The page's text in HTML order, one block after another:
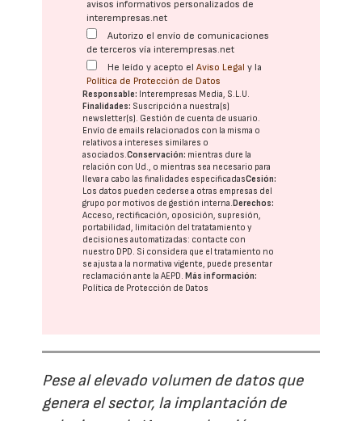
avisos informativos personalizados de
interempresas.net
Autorizo el envío de comunicaciones
de terceros vía interempresas.net
He leído y acepto elAviso Legal y la
Política de Protección de Datos
Responsable: Interempresas Media, S.L.U.
Finalidades: Suscripción a nuestra(s)
newsletter(s). Gestión de cuenta de usuario.
Envío de emails relacionados con la misma o
relativos a intereses similares o
asociados.Conservación: mientras dure la
relación con Ud., o mientras sea necesario para
llevar a cabo las finalidades especificadasCesión:
Los datos pueden cederse a otras empresas del
grupo por motivos de gestión interna. Derechos:
Acceso, rectificación, oposición, supresión,
portabilidad, limitación del tratatamiento y
decisiones automatizadas: contacte con
nuestro DPD. Si considera que el tratamiento no
se ajusta a la normativa vigente, puede presentar
reclamación ante laAEPD. Más información:
Política de Protección de Datos
Pese al elevado volumen de datos que
genera el sector, la implantación de